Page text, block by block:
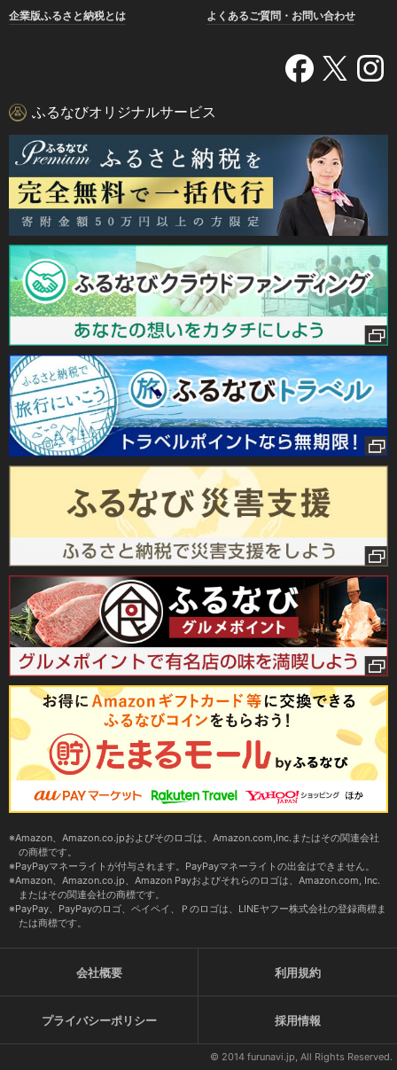
企業版ふるさと納税とは
よくあるご質問・お問い合わせ
ふるなびオリジナルサービス
Amazon、Amazon.co.jpおよびそのロゴは、Amazon.com,Inc.またはその関連会社
の商標です。
PayPayマネーライトが付与されます。PayPayマネーライトの出金はできません。
Amazon、Amazon.co.jp、Amazon Payおよびそれらのロゴは、Amazon.com, Inc.
またはその関連会社の商標です。
PayPay、PayPayのロゴ、ペイペイ、Ｐのロゴは、LINEヤフー株式会社の登録商標ま
たは商標です。
会社概要 利用規約
プライバシーポリシー 採用情報
© 2014 furunavi.jp, All Rights Reserved.